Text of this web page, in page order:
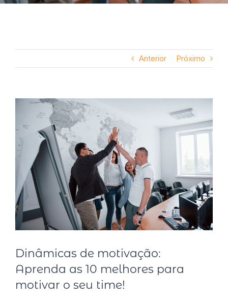
Anterior Próximo
Dinâmicas de motivação:
Aprenda as 10 melhores para
motivar o seu time!